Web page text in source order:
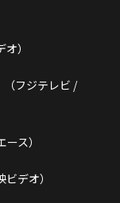
）
フジテレビ /
ス）
デオ）